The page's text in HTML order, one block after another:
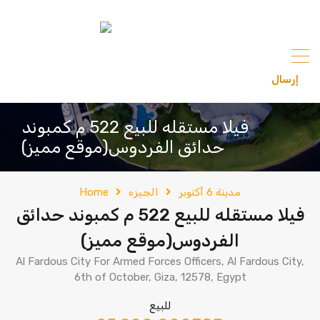
إرسال
فيلا مستقله للبيع 522 م كمبوند
حدائق الفردوس(موقع مميز)
Home الجيزه مدينة 6 أكتوبر
فيلا مستقله للبيع 522 م كمبوند حدائق
الفردوس(موقع مميز)
Al Fardous City For Armed Forces Officers, Al Fardous City,
6th of October, Giza, 12578, Egypt
للبيع